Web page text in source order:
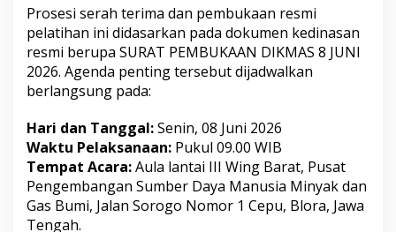
e
e
p
u
Prosesi serah terima dan pembukaan resmi
pelatihan ini didasarkan pada dokumen kedinasan
resmi berupa SURAT PEMBUKAAN DIKMAS 8 JUNI
2026. Agenda penting tersebut dijadwalkan
berlangsung pada:
Hari dan Tanggal:Senin, 08 Juni 2026
Waktu Pelaksanaan: Pukul 09.00 WIB
Tempat Acara:Aula lantai III Wing Barat, Pusat
Pengembangan Sumber Daya Manusia Minyak dan
Gas Bumi, Jalan Sorogo Nomor 1 Cepu, Blora, Jawa
Tengah.